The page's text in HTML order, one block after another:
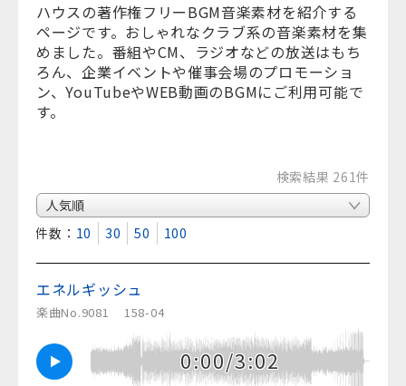
ハウスの著作権フリーBGM音楽素材を紹介する
ページです。おしゃれなクラブ系の音楽素材を集
めました。番組やCM、ラジオなどの放送はもち
ろん、企業イベントや催事会場のプロモーショ
ン、YouTubeやWEB動画のBGMにご利用可能で
す。
検索結果 261件
表示件数： 10 30 50 100
エネルギッシュ
楽曲No.9081 158-04
0:00/3:02